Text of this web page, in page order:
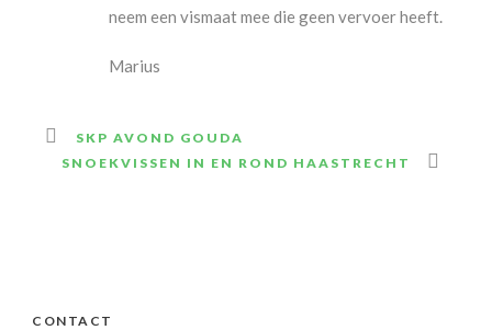
neem een vismaat mee die geen vervoer heeft.
Marius
SKP AVOND GOUDA
SNOEKVISSEN IN EN ROND HAASTRECHT
CONTACT